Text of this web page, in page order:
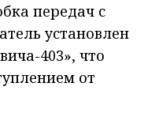
передач с
установлен
403», что
от